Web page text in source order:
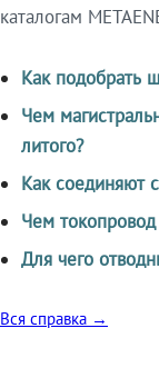
каталогам
Как подобрать
Чем
литого?
Как соединяют
Чем
Для чего
Вся справка →